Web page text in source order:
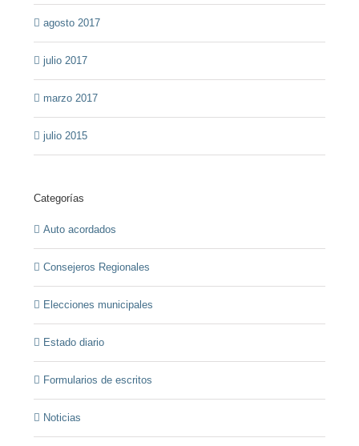
agosto 2017
julio 2017
marzo 2017
julio 2015
Categorías
Auto acordados
Consejeros Regionales
Elecciones municipales
Estado diario
Formularios de escritos
Noticias